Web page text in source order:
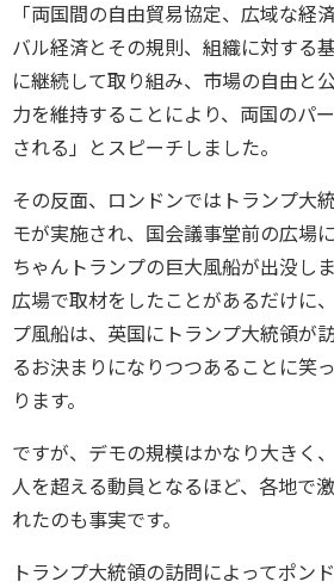
「両国間の自由貿易協定、広域な経
バル経済とその規則、組織に対する
に継続して取り組み、市場の自由と
力を維持することにより、両国のパ
される」とスピーチしました。
その反面、ロンドンではトランプ大
モが実施され、国会議事堂前の広場
ちゃんトランプの巨大風船が出没し
広場で取材をしたことがあるだけに
プ風船は、英国にトランプ大統領が
るお決まりになりつつあることに笑
ります。
ですが、デモの規模はかなり大きく
人を超える動員となるほど、各地で
れたのも事実です。
トランプ大統領の訪問によってポン